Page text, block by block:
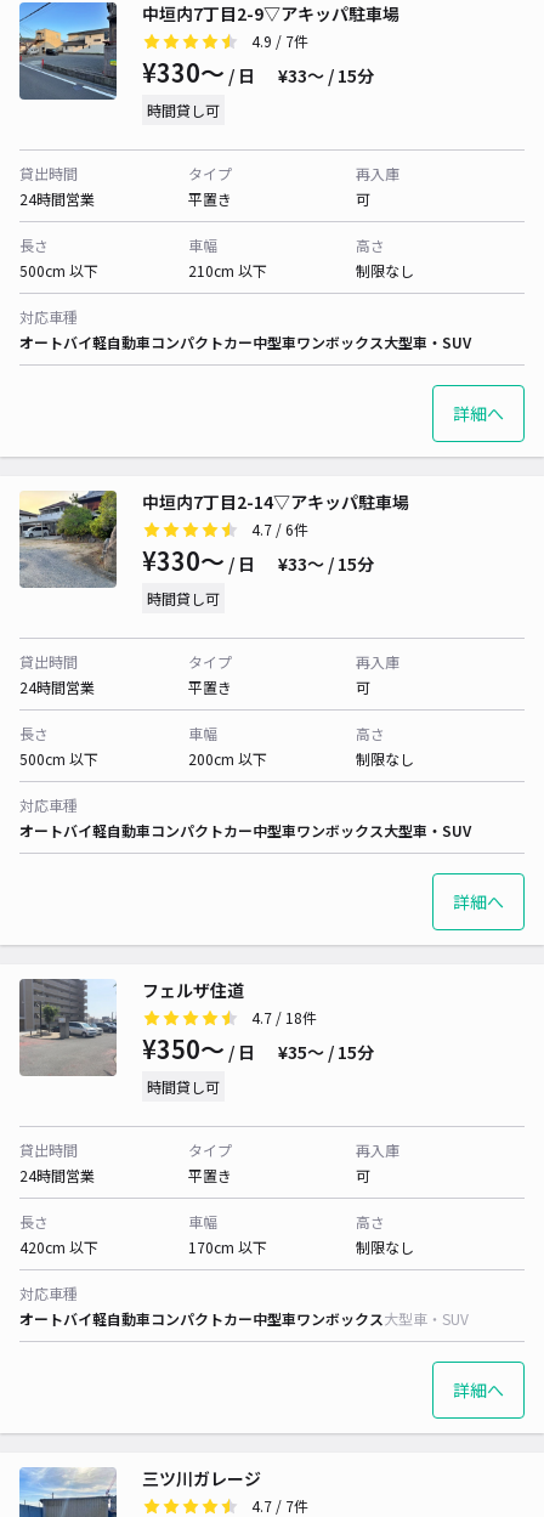
中垣内7丁目2-9▽アキッパ駐車場
4.9 / 7件
¥330〜 / 日 ¥33〜 / 15分
時間貸し可
貸出時間
24時間営業
タイプ
平置き
再入庫
可
長さ
500cm 以下
車幅
210cm 以下
高さ
制限なし
対応車種
オートバイ軽自動車コンパクトカー中型車ワンボックス大型車・SUV
詳細へ
中垣内7丁目2-14▽アキッパ駐車場
4.7 / 6件
¥330〜 / 日 ¥33〜 / 15分
時間貸し可
貸出時間
24時間営業
タイプ
平置き
再入庫
可
長さ
500cm 以下
車幅
200cm 以下
高さ
制限なし
対応車種
オートバイ軽自動車コンパクトカー中型車ワンボックス大型車・SUV
詳細へ
フェルザ住道
4.7 / 18件
¥350〜 / 日 ¥35〜 / 15分
時間貸し可
貸出時間
24時間営業
タイプ
平置き
再入庫
可
長さ
420cm 以下
車幅
170cm 以下
高さ
制限なし
対応車種
オートバイ軽自動車コンパクトカー中型車ワンボックス大型車・SUV
詳細へ
三ツ川ガレージ
4.7 / 7件